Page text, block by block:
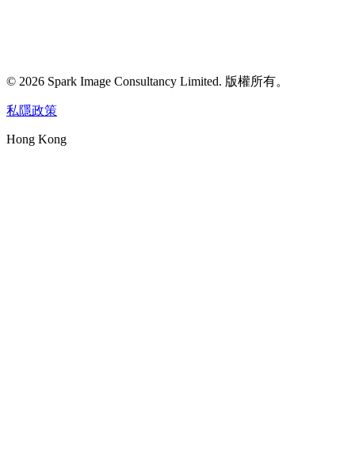
© 2026 Spark Image Consultancy Limited. 版權所有。
私隱政策
Hong Kong